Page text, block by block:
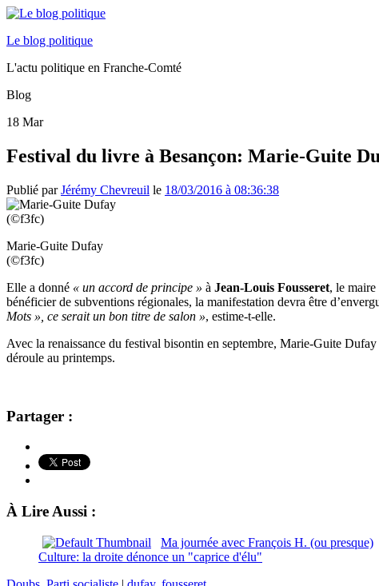
Le blog politique
L'actu politique en Franche-Comté
Blog
18 Mar
Festival du livre à Besançon: Marie-Guite
Publié parJérémy Chevreuil le 18/03/2016 à 08:36:38
Marie-Guite Dufay
(©f3fc)
Elle a donné « un accord de principe » à Jean-Louis Fousseret, le
bénéficier de subventions régionales, la manifestation devra être
Mots », ce serait un bon titre de salon », estime-t-elle.
Avec la renaissance du festival bisontin en septembre, Marie-Guite
déroule au printemps.
Partager :
À Lire Aussi :
Ma journée avec François H. (ou presque)
Culture: la droite dénonce un "caprice d'élu"